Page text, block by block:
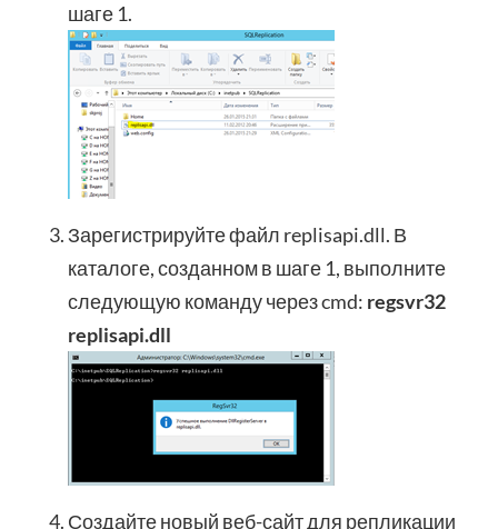
шаге 1.
Зарегистрируйте файл replisapi.dll. В
каталоге, созданном в шаге 1, выполните
следующую команду через cmd: regsvr32
replisapi.dll
Создайте новый веб-сайт для репликации